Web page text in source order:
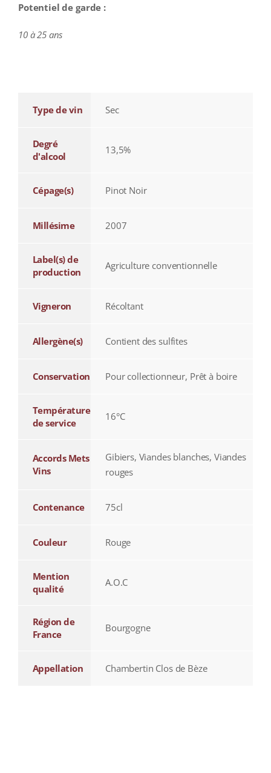
Potentiel de garde :
10 à 25 ans
Type de vin Sec
Degré
d'alcool
13,5%
Cépage(s) Pinot Noir
Millésime 2007
Label(s) de
production
Agriculture conventionnelle
Vigneron Récoltant
Allergène(s) Contient des sulfites
Conservation Pour collectionneur, Prêt à boire
Température
de service
16°C
Accords Mets
Vins
Gibiers, Viandes blanches, Viandes
rouges
Contenance 75cl
Couleur Rouge
Mention
qualité
A.O.C
Région de
France
Bourgogne
Appellation Chambertin Clos de Bèze